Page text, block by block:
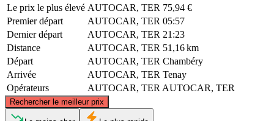
Le prix le plus élevé AUTOCAR, TER 75,94 €
Premier départ
AUTOCAR, TER 05:57
Dernier départ
AUTOCAR, TER 21:23
Distance
AUTOCAR, TER 51,16 km
Départ
AUTOCAR, TER Chambéry
Arrivée
AUTOCAR, TER Tenay
Opérateurs
AUTOCAR, TER AUTOCAR, TER
Rechercher le meilleur prix
Tenay
©CARTO , © OpenStreetMap contributors